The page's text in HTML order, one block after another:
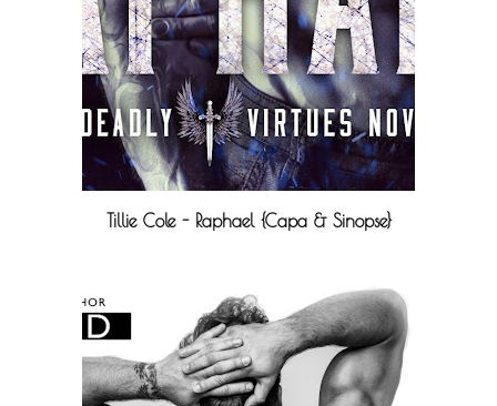
Tillie Cole - Raphael {Capa & Sinopse}